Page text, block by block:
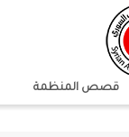
قصص المنظمة